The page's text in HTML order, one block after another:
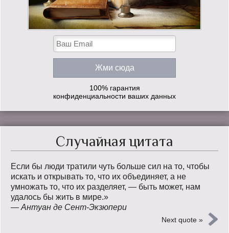
100% гарантия
конфиденциальности ваших данных
Случайная цитата
Если бы люди тратили чуть больше сил на то, чтобы
искать и открывать то, что их объединяет, а не
умножать то, что их разделяет, — быть может, нам
удалось бы жить в мире.»
— Антуан де Сент-Экзюпери
Next quote »